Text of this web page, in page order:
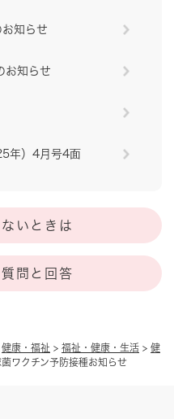
健康・福祉 > 福祉・健康・生活 > 健
ワクチン予防接種お知らせ
知らせ
お知らせ
年）4月号4面
いときは
問と回答